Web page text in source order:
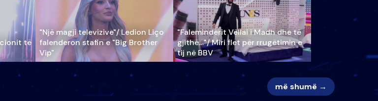
të
"Një magji televizive"/ Ledion Liço
falenderon stafin e "Big Brother
Vip"
"Faleminderit Vëllai i Madh dhe të
gjithë…"/ Miri flet për rrugëtimin e
tij në BBV
më shumë →